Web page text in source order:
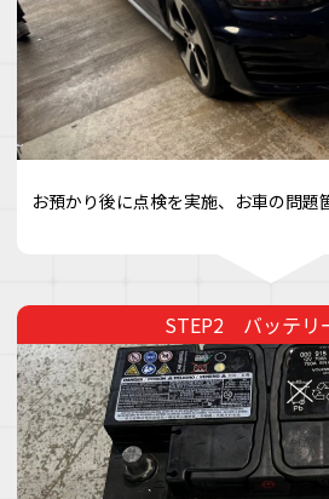
お預かり後に点検を実施、お車の問題
バッテリ